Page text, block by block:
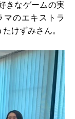
きなゲームの実
マのエキストラ
けずみさん。